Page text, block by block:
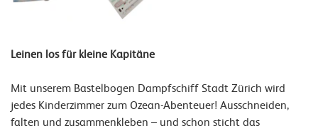
Leinen los für kleine Kapitäne
Mit unserem Bastelbogen Dampfschiff Stadt Zürich wird
jedes Kinderzimmer zum Ozean-Abenteuer! Ausschneiden,
falten und zusammenkleben – und schon sticht das